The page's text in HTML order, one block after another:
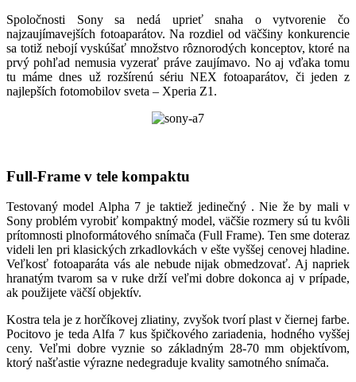
Spoločnosti Sony sa nedá uprieť snaha o vytvorenie čo
najzaujímavejších fotoaparátov. Na rozdiel od väčšiny konkurencie
sa totiž nebojí vyskúšať množstvo rôznorodých konceptov, ktoré na
prvý pohľad nemusia vyzerať práve zaujímavo. No aj vďaka tomu
tu máme dnes už rozšírenú sériu NEX fotoaparátov, či jeden z
najlepších fotomobilov sveta – Xperia Z1.
Full-Frame v tele kompaktu
Testovaný model Alpha 7 je taktiež jedinečný . Nie že by mali v
Sony problém vyrobiť kompaktný model, väčšie rozmery sú tu kvôli
prítomnosti plnoformátového snímača (Full Frame). Ten sme doteraz
videli len pri klasických zrkadlovkách v ešte vyššej cenovej hladine.
Veľkosť fotoaparáta vás ale nebude nijak obmedzovať. Aj napriek
hranatým tvarom sa v ruke drží veľmi dobre dokonca aj v prípade,
ak použijete väčší objektív.
Kostra tela je z horčíkovej zliatiny, zvyšok tvorí plast v čiernej farbe.
Pocitovo je teda Alfa 7 kus špičkového zariadenia, hodného vyššej
ceny. Veľmi dobre vyznie so základným 28-70 mm objektívom,
ktorý našťastie výrazne nedegraduje kvality samotného snímača.